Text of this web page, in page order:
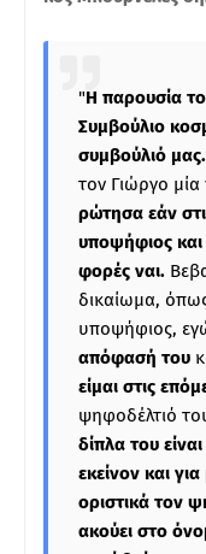
"Η παρουσία
Συμβούλιο
συμβούλιό μας.
τον Γιώργο
ρώτησα εάν
υποψήφιος
φορές ναι.
δικαίωμα,
υποψήφιος,
απόφασή του
είμαι στις
ψηφοδέλτιό
δίπλα του
εκείνον και
οριστικά τον
ακούει στο